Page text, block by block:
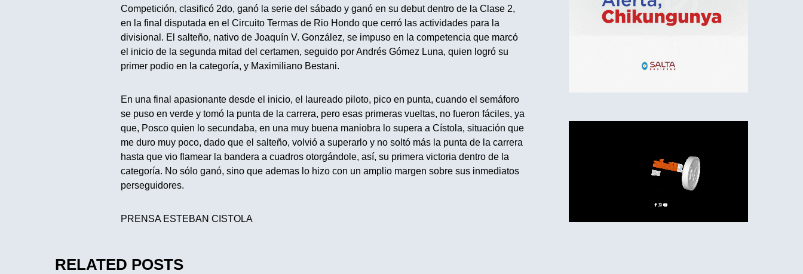
Competición, clasificó 2do, ganó la serie del sábado y ganó en su debut dentro de la Clase 2,
en la final disputada en el Circuito Termas de Rio Hondo que cerró las actividades para la
divisional. El salteño, nativo de Joaquín V. González, se impuso en la competencia que marcó
el inicio de la segunda mitad del certamen, seguido por Andrés Gómez Luna, quien logró su
primer podio en la categoría, y Maximiliano Bestani.
En una final apasionante desde el inicio, el laureado piloto, pico en punta, cuando el semáforo
se puso en verde y tomó la punta de la carrera, pero esas primeras vueltas, no fueron fáciles, ya
que, Posco quien lo secundaba, en una muy buena maniobra lo supera a Cístola, situación que
me duro muy poco, dado que el salteño, volvió a superarlo y no soltó más la punta de la carrera
hasta que vio flamear la bandera a cuadros otorgándole, así, su primera victoria dentro de la
categoría. No sólo ganó, sino que ademas lo hizo con un amplio margen sobre sus inmediatos
perseguidores.
PRENSA ESTEBAN CISTOLA
RELATED POSTS